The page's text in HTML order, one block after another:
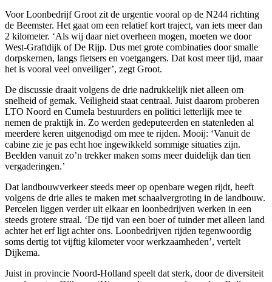
Voor Loonbedrijf Groot zit de urgentie vooral op de N244 richting
de Beemster. Het gaat om een relatief kort traject, van iets meer dan
2 kilometer. ‘Als wij daar niet overheen mogen, moeten we door
West-Graftdijk of De Rijp. Dus met grote combinaties door smalle
dorpskernen, langs fietsers en voetgangers. Dat kost meer tijd, maar
het is vooral veel onveiliger’, zegt Groot.
De discussie draait volgens de drie nadrukkelijk niet alleen om
snelheid of gemak. Veiligheid staat centraal. Juist daarom proberen
LTO Noord en Cumela bestuurders en politici letterlijk mee te
nemen de praktijk in. Zo werden gedeputeerden en statenleden al
meerdere keren uitgenodigd om mee te rijden. Mooij: ‘Vanuit de
cabine zie je pas echt hoe ingewikkeld sommige situaties zijn.
Beelden vanuit zo’n trekker maken soms meer duidelijk dan tien
vergaderingen.’
Dat landbouwverkeer steeds meer op openbare wegen rijdt, heeft
volgens de drie alles te maken met schaalvergroting in de landbouw.
Percelen liggen verder uit elkaar en loonbedrijven werken in een
steeds grotere straal. ‘De tijd van een boer of tuinder met alleen land
achter het erf ligt achter ons. Loonbedrijven rijden tegenwoordig
soms dertig tot vijftig kilometer voor werkzaamheden’, vertelt
Dijkema.
Juist in provincie Noord-Holland speelt dat sterk, door de diversiteit